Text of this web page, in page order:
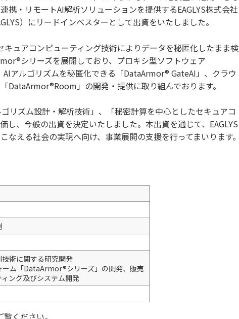
携・リモートAI解析ソリューションを提供するEAGLYS株式会社
）にリードインベスターとして出資をいたしました。
キュアコンピューティング技術によりデータを秘匿化したまま検
シリーズを展開しており、プロキシ型ソフトウェア
AIアルゴリズムを秘匿化できる「DataArmor® GateAI」、クラウ
DataArmor®Room」の開発・提供に取り組んでおります。
リズム設計・解析技術」、「秘密計算を中心としたセキュアコ
し、今般の出資を決定いたしました。本出資を通じて、EAGLYS
なえる社会の実現へ向け、事業展開の支援を行ってまいります。
術に関する研究開発
ーム「DataArmor®シリーズ」の開発、販売
ング及びシステム開発